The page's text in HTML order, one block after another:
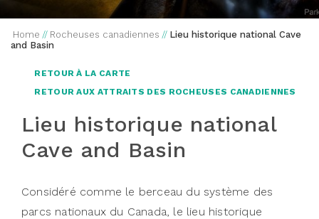
Home // Rocheuses canadiennes // Lieu historique national Cave
and Basin
RETOUR À LA CARTE
RETOUR AUX ATTRAITS DES ROCHEUSES CANADIENNES
Lieu historique national
Cave and Basin
Considéré comme le berceau du système des
parcs nationaux du Canada, le lieu historique